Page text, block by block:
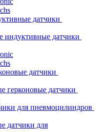
датчики
индуктивные датчики
датчики
герконовые датчики
для пневмоцилиндров
датчики для